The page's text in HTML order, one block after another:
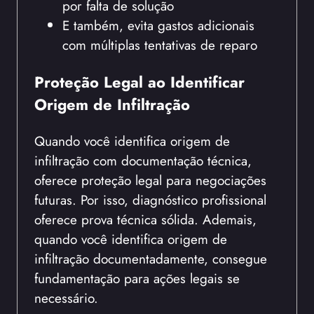
por falta de solução
E também, evita gastos adicionais
com múltiplas tentativas de reparo
Proteção Legal ao Identificar
Origem de Infiltração
Quando você identifica origem de
infiltração com documentação técnica,
oferece proteção legal para negociações
futuras. Por isso, diagnóstico profissional
oferece prova técnica sólida. Ademais,
quando você identifica origem de
infiltração documentadamente, consegue
fundamentação para ações legais se
necessário.